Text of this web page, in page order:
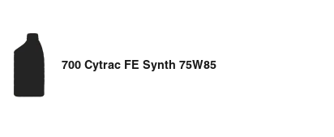
700 Cytrac FE Synth 75W85